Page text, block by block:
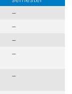
–
–
–
–
–